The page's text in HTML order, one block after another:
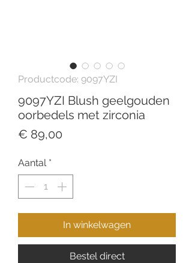
Productcode: 9097YZI
9097YZI Blush geelgouden
oorbedels met zirconia
€ 89,00
Aantal *
In winkelwagen
Bestel direct